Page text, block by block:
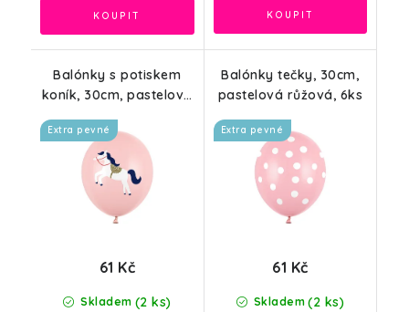
Balónky s potiskem
koník, 30cm, pastelová
Extra pevné
Skladem (2 ks)
61 Kč
Balónky tečky, 30cm,
pastelová růžová, 6ks
Extra pevné
Skladem (2 ks)
61 Kč